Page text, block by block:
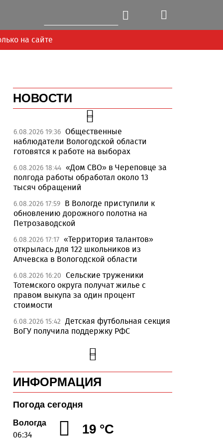
на сайте
НОВОСТИ
6.08.2026 19:36 Общественные
наблюдатели Вологодской области
готовятся к работе на выборах
6.08.2026 18:44 «Дом СВО» в Череповце за
полгода работы обработал около 13
тысяч обращений
6.08.2026 17:59 В Вологде приступили к
обновлению дорожного полотна на
Петрозаводской
6.08.2026 17:17 «Территория талантов»
открылась для 122 школьников из
Алчевска в Вологодской области
6.08.2026 16:20 Сельские труженики
Тотемского округа получат жилье с
правом выкупа за один процент
стоимости
6.08.2026 15:42 Детская футбольная секция
ВоГУ получила поддержку РФС
Уникальный трейл и
силовые шоу приготовили округа
6.08.2026 14:31 Робот Макс на Госуслугах
поможет вологжанам оформить выплату
на первоклассника
6.08.2026 14:00 Вологодская область
подтвердила курс на полное
обеспечение лесовосстановления
ИНФОРМАЦИЯ
Погода сегодня
Вологда
06:34 19 °C